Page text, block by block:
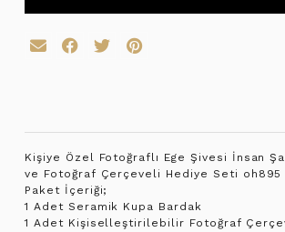
Kişiye Özel Fotoğraflı Ege Şivesi İnsan
ve Fotoğraf Çerçeveli Hediye Seti oh895
Paket İçeriği;
1 Adet Seramik Kupa Bardak
1 Adet Kişiselleştirilebilir Fotoğraf